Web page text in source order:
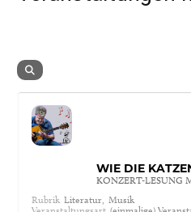
WIE DIE
KONZERT-LESUNG
Rubrik Literatur, Musik